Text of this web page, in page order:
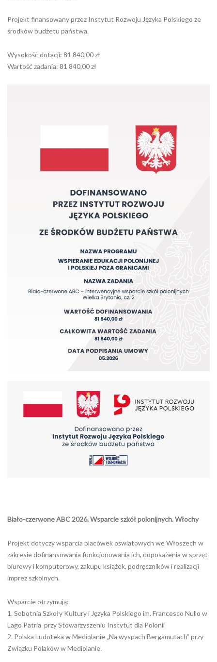
Projekt finansowany przez Instytut Rozwoju Języka Polskiego ze
środków budżetu państwa.
Wysokość dotacji: 81 840,00 zł
Wartość zadania: 81 840,00 zł
Biało-czerwone ABC 2026. Wsparcie szkół polonijnych. Włochy
Projekt dotyczy wsparcia placówek oświatowych we Włoszech w
zakresie dofinansowania funkcjonowania ich, doposażenia w sprzęt
biurowy i komputerowy, zakupu książek, podręczników i realizacji
imprez szkolnych.
Wsparcie otrzymują:
1. Sobotnia Szkoły Kultury i Języka Polskiego im. Francesco Nullo w
Lago Patria przy Stowarzyszeniu Instytut dla Polonii
2. Polska Ludoteka w Mediolanie „Na wyspach Bergamutach” przy
Związku Polaków w Mediolanie.